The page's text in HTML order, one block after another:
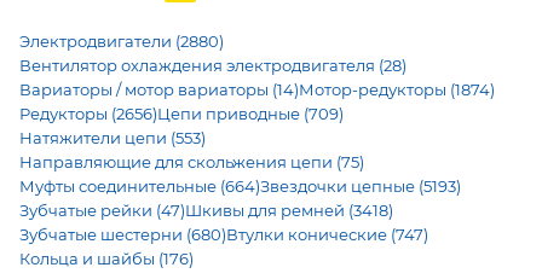
Электродвигатели (2880)
Вентилятор охлаждения электродвигателя (28)
Вариаторы / мотор вариаторы (14)Мотор-редукторы (1874)
Редукторы (2656)Цепи приводные (709)
Натяжители цепи (553)
Направляющие для скольжения цепи (75)
Муфты соединительные (664)Звездочки цепные (5193)
Зубчатые рейки (47)Шкивы для ремней (3418)
Зубчатые шестерни (680)Втулки конические (747)
Кольца и шайбы (176)